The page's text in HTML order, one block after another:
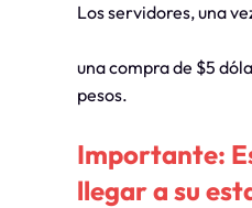
Los servidores, una
una compra de $5
pesos.
Importante:
llegar a su